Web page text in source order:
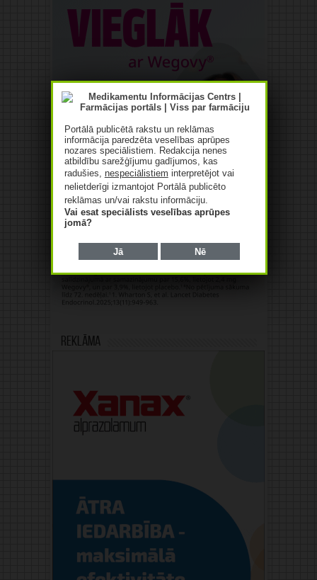
Reklāma
Portālā publicētā rakstu un reklāmas
informācija paredzēta veselības aprūpes
nozares speciālistiem. Redakcija nenes
atbildību sarežģījumu gadījumos, kas
radušies, nespeciālistiem interpretējot vai
nelietderīgi izmantojot Portālā publicēto
reklāmas un/vai rakstu informāciju.
Vai esat speciālists veselības aprūpes
jomā?
Jā Nē